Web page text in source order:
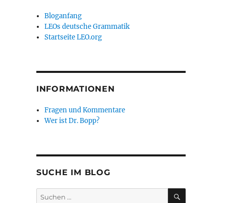
Bloganfang
LEOs deutsche Grammatik
Startseite LEO.org
INFORMATIONEN
Fragen und Kommentare
Wer ist Dr. Bopp?
SUCHE IM BLOG
Suchen
SUCHEN